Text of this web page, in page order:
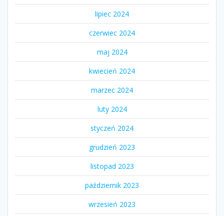
lipiec 2024
czerwiec 2024
maj 2024
kwiecień 2024
marzec 2024
luty 2024
styczeń 2024
grudzień 2023
listopad 2023
październik 2023
wrzesień 2023